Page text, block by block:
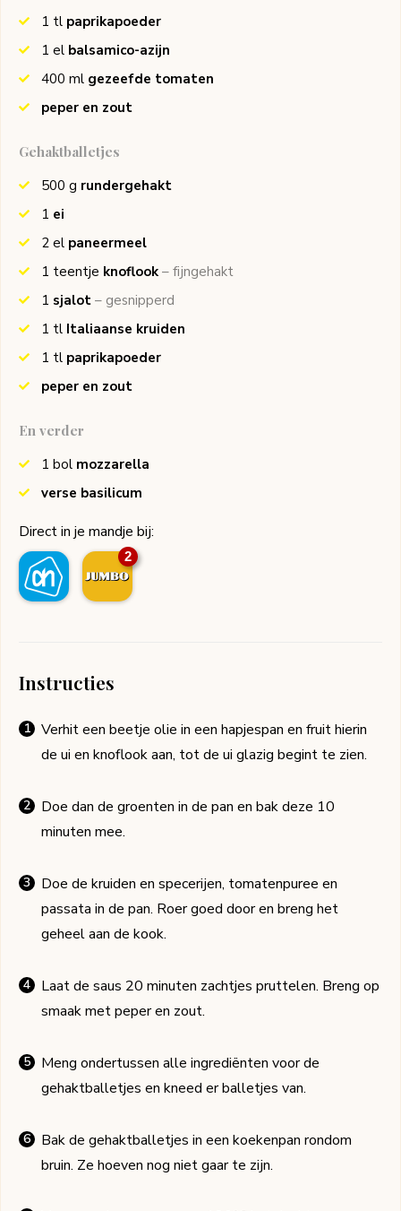
1 tl paprikapoeder
1 el balsamico-azijn
400 ml gezeefde tomaten
peper en zout
Gehaktballetjes
500 g rundergehakt
1 ei
2 el paneermeel
1 teentje knoflook – fijngehakt
1 sjalot – gesnipperd
1 tl Italiaanse kruiden
1 tl paprikapoeder
peper en zout
En verder
1 bol mozzarella
verse basilicum
Direct in je mandje bij:
2
Instructies
Verhit een beetje olie in een hapjespan en fruit hierin
de ui en knoflook aan, tot de ui glazig begint te zien.
Doe dan de groenten in de pan en bak deze 10
minuten mee.
Doe de kruiden en specerijen, tomatenpuree en
passata in de pan. Roer goed door en breng het
geheel aan de kook.
Laat de saus 20 minuten zachtjes pruttelen. Breng op
smaak met peper en zout.
Meng ondertussen alle ingrediënten voor de
gehaktballetjes en kneed er balletjes van.
Bak de gehaktballetjes in een koekenpan rondom
bruin. Ze hoeven nog niet gaar te zijn.